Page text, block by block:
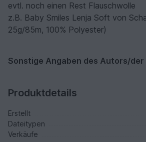
evtl. noch einen Rest Flauschwolle
z.B. Baby Smiles Lenja Soft von
25g/85m, 100% Polyester)
Sonstige Angaben des Autors/
Produktdetails
Erstellt
Dateitypen
Verkäufe